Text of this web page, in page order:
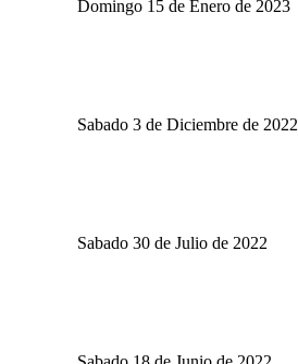
Domingo 15 de Enero de 2023
Sabado 3 de Diciembre de 2022
Sabado 30 de Julio de 2022